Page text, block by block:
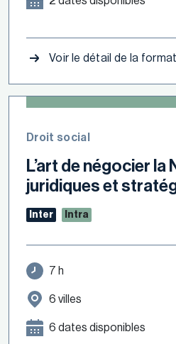
Voir le détail de la
Droit social
L’art de négocier la
juridiques et
Inter Intra
7 h
6 villes
6 dates disponibles